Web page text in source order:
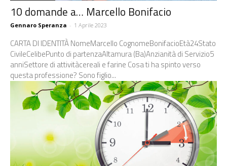
10 domande a… Marcello Bonifacio
Gennaro Speranza - 1 Aprile 2023
CARTA DI IDENTITÀ NomeMarcello CognomeBonifacioEtà24Stato
CivileCelibePunto di partenzaAltamura (Ba)Anzianità di Servizio5
anniSettore di attivitàcereali e farine Cosa ti ha spinto verso
questa professione? Sono figlio...